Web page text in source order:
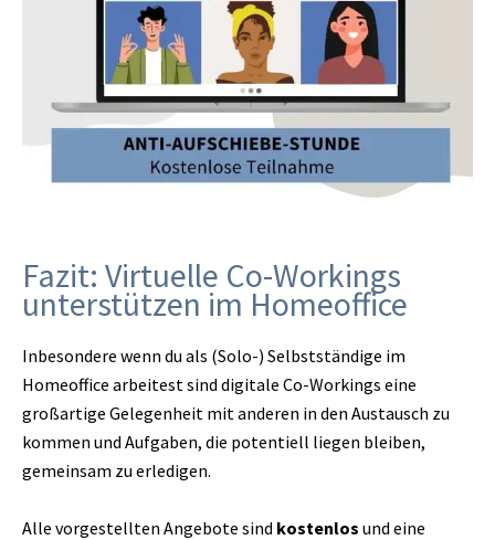
Fazit: Virtuelle Co-Workings
unterstützen im Homeoffice
Inbesondere wenn du als (Solo-) Selbstständige im
Homeoffice arbeitest sind digitale Co-Workings eine
großartige Gelegenheit mit anderen in den Austausch zu
kommen und Aufgaben, die potentiell liegen bleiben,
gemeinsam zu erledigen.
Alle vorgestellten Angebote sind kostenlos und eine